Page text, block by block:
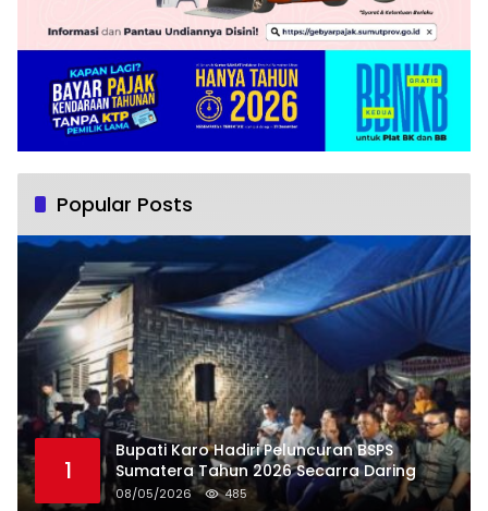
Popular Posts
1
Bupati Karo Hadiri Peluncuran BSPS
Sumatera Tahun 2026 Secarra Daring
08/05/2026 485